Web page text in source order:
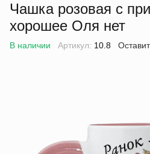
Чашка розовая с
хорошее Оля нет
В наличии Артикул: 10.8